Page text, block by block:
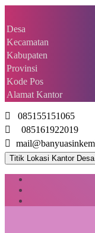
Desa
Kecamatan
Kabupaten
Provinsi
Kode Pos
Alamat Kantor
085155151065
085161922019
Titik Lokasi Kantor Desa